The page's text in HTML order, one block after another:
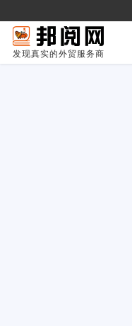
发现真实的外贸服务商